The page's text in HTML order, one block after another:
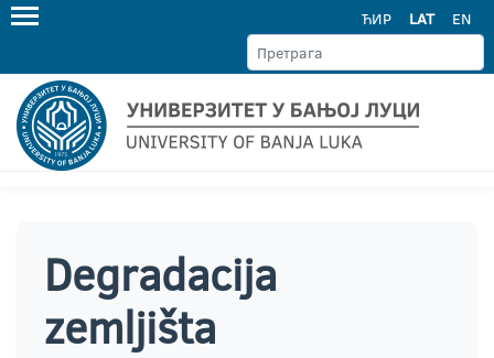
ЋИР LAT EN
Degradacija
zemljišta